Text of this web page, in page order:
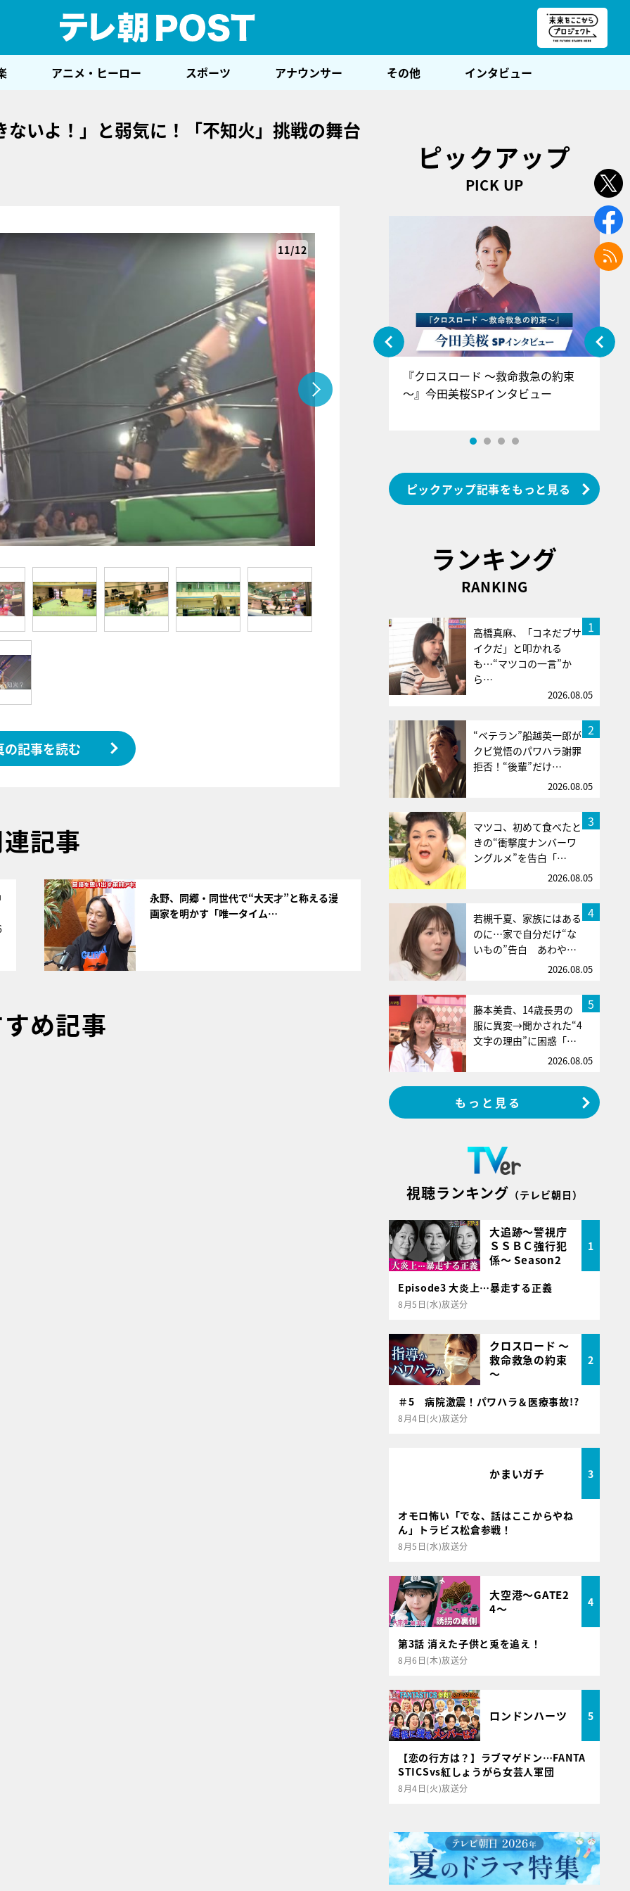
アニメ・ヒーロー スポーツ アナウンサー その他 インタビュー
いよ！」と弱気に！「不知火」挑戦の舞台
11/12
の記事を読む
記事
永野、同郷・同世代で“大天才”と称える漫
画家を明かす「唯一タイム…
め記事
ピックアップ
PICK UP
『アイ＝ラブ！げーみんぐ』＝LOV
E齋藤樹愛羅＆佐々木舞香SPインタ
ビュー
『クロスロード ～救命救急の約束
～』今田美桜SPインタビュー
ピックアップ記事をもっと見る
ランキング
RANKING
1
高橋真麻、「コネだブサ
イクだ」と叩かれる
も…“マツコの一言”か
ら…
2026.08.05
2
“ベテラン”船越英一郎が
クビ覚悟のパワハラ謝罪
拒否！“後輩”だけ…
2026.08.05
3
マツコ、初めて食べたと
きの“衝撃度ナンバーワ
ングルメ”を告白「…
2026.08.05
4
若槻千夏、家族にはある
のに…家で自分だけ“な
いもの”告白 あわや…
2026.08.05
5
藤本美貴、14歳長男の
服に異変→聞かされた“4
文字の理由”に困惑「…
2026.08.05
もっと見る
視聴ランキング （テレビ朝日）
大追跡～警視庁
ＳＳＢＣ強行犯
係～ Season2
1
Episode3 大炎上…暴走する正義
8月5日(水)放送分
クロスロード ～
救命救急の約束
～
2
＃5 病院激震！パワハラ＆医療事故!?
8月4日(火)放送分
かまいガチ 3
オモロ怖い「でな、話はここからやね
ん」トラビス松倉参戦！
8月5日(水)放送分
大空港～GATE2
4～
4
第3話 消えた子供と兎を追え！
8月6日(木)放送分
ロンドンハーツ 5
【恋の行方は？】ラブマゲドン…FANTA
STICSvs紅しょうがら女芸人軍団
8月4日(火)放送分